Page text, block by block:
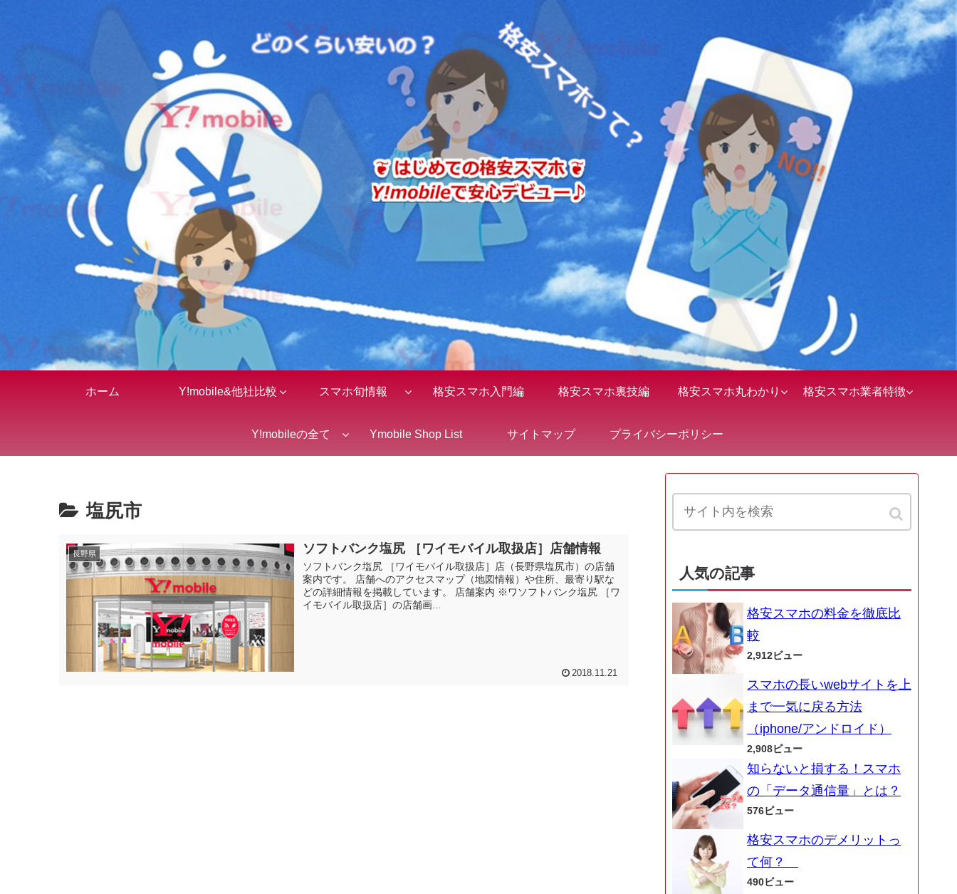
ホーム Y!mobile&他社比較 スマホ旬情報 格安スマホ入門編 格安スマホ裏技編 格安スマホ丸わかり 格安スマホ業者特徴
Y!mobileの全て Ymobile Shop List サイトマップ プライバシーポリシー
塩尻市
長野県 ソフトバンク塩尻 ［ワイモバイル取扱店］店舗情報
ソフトバンク塩尻 ［ワイモバイル取扱店］店（長野県塩尻市）の店舗
案内です。 店舗へのアクセスマップ（地図情報）や住所、最寄り駅な
どの詳細情報を掲載しています。 店舗案内 ※ワソフトバンク塩尻 ［ワ
イモバイル取扱店］の店舗画...
2018.11.21
人気の記事
格安スマホの料金を徹底比
較
2,912ビュー
スマホの長いwebサイトを上
まで一気に戻る方法
（iphone/アンドロイド）
2,908ビュー
知らないと損する！スマホ
の「データ通信量」とは？
576ビュー
格安スマホのデメリットっ
て何？
490ビュー